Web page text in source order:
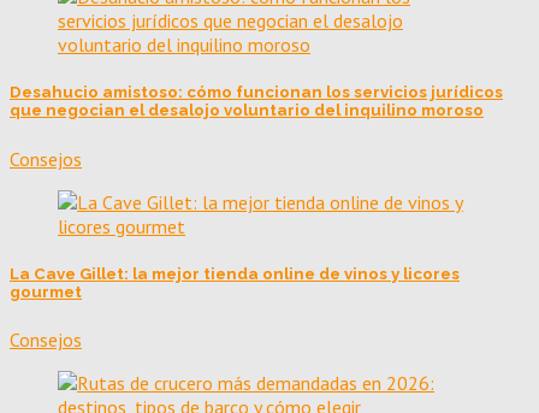
Desahucio amistoso: cómo funcionan los servicios jurídicos
que negocian el desalojo voluntario del inquilino moroso
Consejos
La Cave Gillet: la mejor tienda online de vinos y licores
gourmet
Consejos